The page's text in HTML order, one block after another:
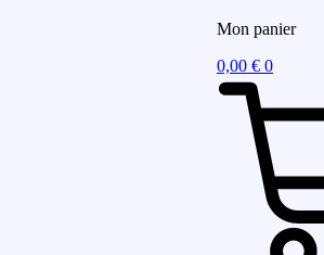
Mon panier
0,00 € 0